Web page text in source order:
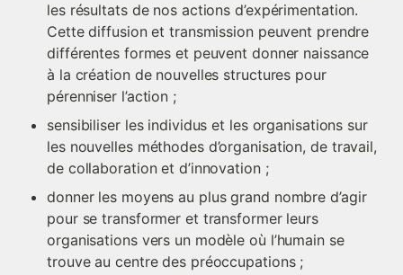
les résultats de nos actions d’expérimentation.
Cette diffusion et transmission peuvent prendre
différentes formes et peuvent donner naissance
à la création de nouvelles structures pour
pérenniser l’action ;
sensibiliser les individus et les organisations sur
les nouvelles méthodes d’organisation, de travail,
de collaboration et d’innovation ;
donner les moyens au plus grand nombre d’agir
pour se transformer et transformer leurs
organisations vers un modèle où l’humain se
trouve au centre des préoccupations ;